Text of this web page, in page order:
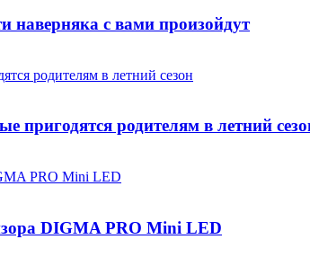
наверняка с вами произойдут
пригодятся родителям в летний
DIGMA PRO Mini LED